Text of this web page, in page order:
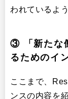
われているよ
③ 「新たな
るためのイ
ここまで、
ンスの内容を